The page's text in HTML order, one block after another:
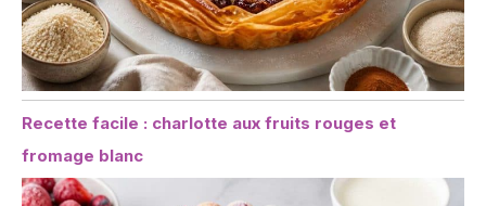
Recette facile : charlotte aux fruits rouges et
fromage blanc